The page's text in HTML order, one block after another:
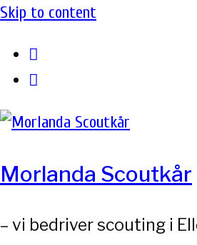
Skip to content
Morlanda Scoutkår
– vi bedriver scouting i